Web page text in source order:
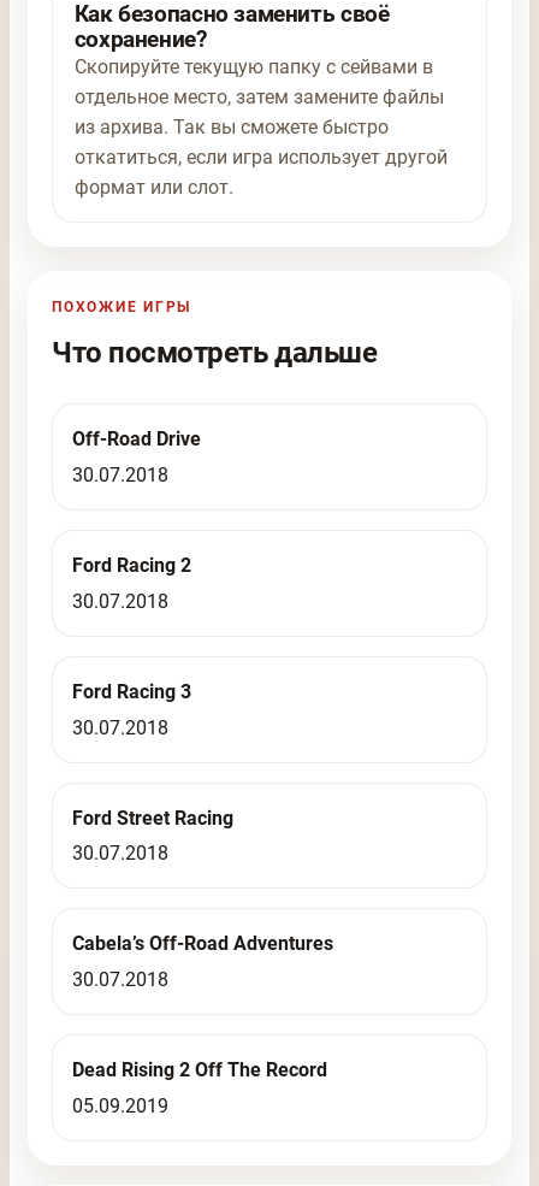
Как безопасно заменить своё
сохранение?
Скопируйте текущую папку с сейвами в
отдельное место, затем замените файлы
из архива. Так вы сможете быстро
откатиться, если игра использует другой
формат или слот.
ПОХОЖИЕ ИГРЫ
Что посмотреть дальше
Off-Road Drive
30.07.2018
Ford Racing 2
30.07.2018
Ford Racing 3
30.07.2018
Ford Street Racing
30.07.2018
Cabela’s Off-Road Adventures
30.07.2018
Dead Rising 2 Off The Record
05.09.2019